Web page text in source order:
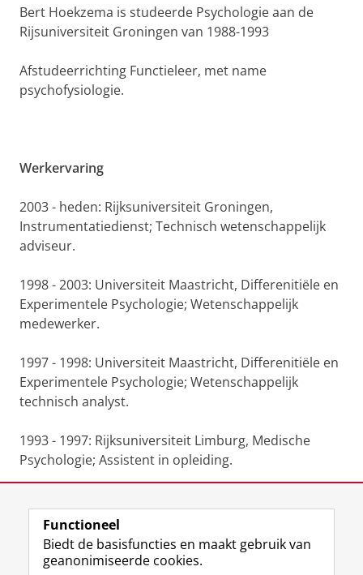
h
P
o
t
a
Bert Hoekzema is studeerde Psychologie aan de
Rijsuniversiteit Groningen van 1988-1993
Afstudeerrichting Functieleer, met name
psychofysiologie.
Werkervaring
2003 - heden: Rijksuniversiteit Groningen,
Instrumentatiedienst; Technisch wetenschappelijk
adviseur.
1998 - 2003: Universiteit Maastricht, Differenitiële en
Experimentele Psychologie; Wetenschappelijk
medewerker.
1997 - 1998: Universiteit Maastricht, Differenitiële en
Experimentele Psychologie; Wetenschappelijk
technisch analyst.
1993 - 1997: Rijksuniversiteit Limburg, Medische
Psychologie; Assistent in opleiding.
Laatst gewijzigd: 24 juni 2022 23:09
Functioneel
Biedt de basisfuncties en maakt gebruik van
geanonimiseerde cookies.